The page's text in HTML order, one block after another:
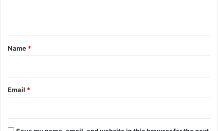
*
Name *
Email *